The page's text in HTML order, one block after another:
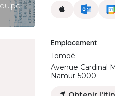
Emplacement
Tomoé
Avenue Cardinal
Namur 5000